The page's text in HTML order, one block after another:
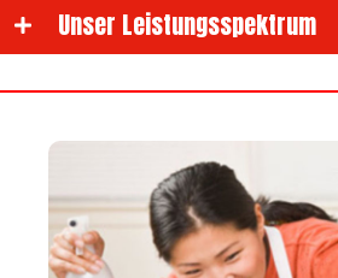
Unser Leistungsspektrum